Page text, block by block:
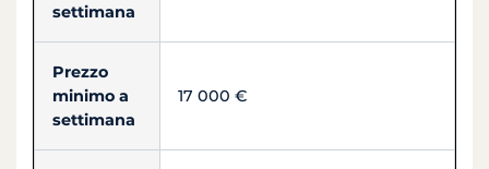
settimana
Prezzo
minimo a
settimana
17 000 €